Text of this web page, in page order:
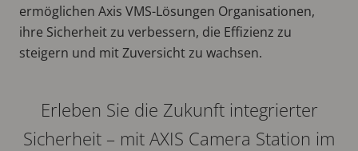
ermöglichen Axis VMS-Lösungen Organisationen,
ihre Sicherheit zu verbessern, die Effizienz zu
steigern und mit Zuversicht zu wachsen.
Erleben Sie die Zukunft integrierter
Sicherheit – mit AXIS Camera Station im